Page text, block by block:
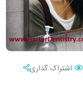
اشتراک گذاری